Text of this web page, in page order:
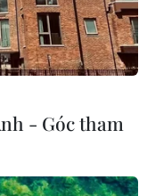
- Góc tham